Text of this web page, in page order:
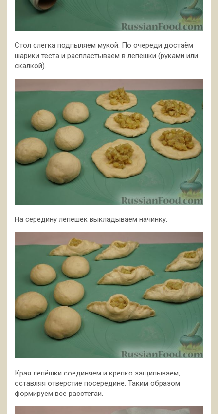
Стол слегка подпыляем мукой. По очереди достаём
шарики теста и распластываем в лепёшки (руками или
скалкой).
На середину лепёшек выкладываем начинку.
Края лепёшки соединяем и крепко защипываем,
оставляя отверстие посередине. Таким образом
формируем все расстегаи.